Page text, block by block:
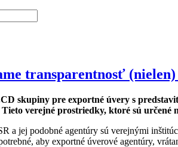
transparentnosť
skupiny pre exportné úvery s
verejné prostriedky, ktoré sú
a jej podobné agentúry sú verejnými
aby exportné úverové agentúry,